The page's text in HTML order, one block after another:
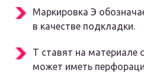
Маркировка Э
в качестве подкладки.
Т ставят на материале
может иметь